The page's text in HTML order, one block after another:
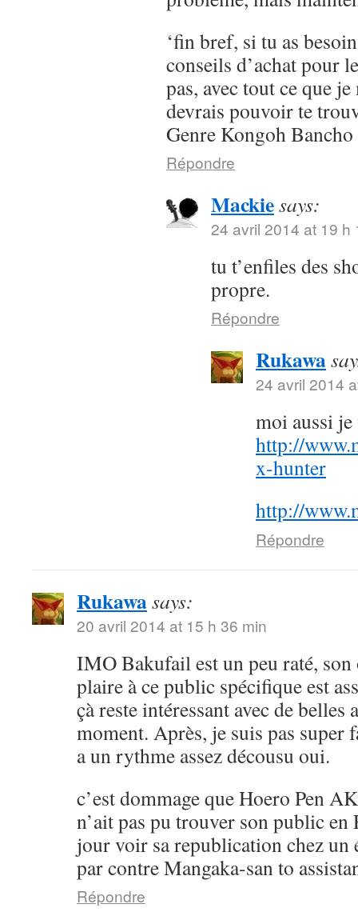
‘fin bref, si tu as
conseils d’achat pour
pas, avec tout ce que
devrais pouvoir te
Genre Kongoh Bancho
Répondre
Mackiesays:
24 avril 2014 at 19 h
tu t’enfiles des
propre.
Répondre
Rukawa
24 avril 2014
moi aussi
http://
x-hunter
http://
Répondre
Rukawasays:
20 avril 2014 at 15 h 36 min
IMO Bakufail est un peu raté,
plaire à ce public spécifique est
çà reste intéressant avec de belles
moment. Après, je suis pas super
a un rythme assez décousu oui.
c’est dommage que Hoero Pen
n’ait pas pu trouver son public en
jour voir sa republication chez un
par contre Mangaka-san to
Répondre